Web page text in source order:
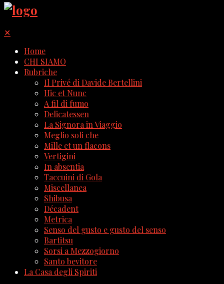
✕
Home
CHI SIAMO
Rubriche
Il Privé di Davide Bertellini
Hic et Nunc
A fil di fumo
Delicatessen
La Signora in Viaggio
Meglio soli che
Mille et un flacons
Vertigini
In absentia
Taccuini di Gola
Miscellanea
Shibusa
Décadent
Metrica
Senso del gusto e gusto del senso
Bartitsu
Sorsi a Mezzogiorno
Santo bevitore
La Casa degli Spiriti